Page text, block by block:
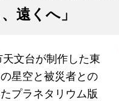
遠くへ」
文台が制作した東
星空と被災者との
プラネタリウム版